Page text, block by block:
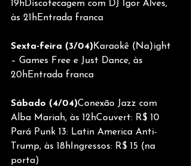
19hDiscotecagem com DJ Igor Alves,
às 21hEntrada franca
Sexta-feira (3/04)Karaokê (Na)ight
– Games Free e Just Dance, às
20hEntrada franca
Sábado (4/04)Conexão Jazz com
Alba Mariah, às 12hCouvert: R$ 10
Pará Punk 13: Latin America Anti-
Trump, às 18hIngressos: R$ 15 (na
porta)